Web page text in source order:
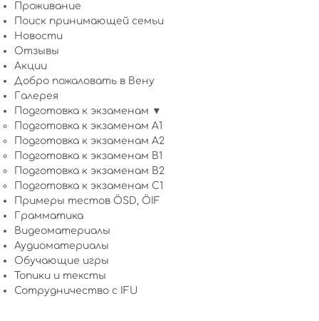
Проживание
Поиск принимающей семьи
Новости
Отзывы
Акции
Добро пожаловать в Вену
Галерея
Подготовка к экзаменам ▼
Подготовка к экзаменам A1
Подготовка к экзаменам A2
Подготовка к экзаменам B1
Подготовка к экзаменам B2
Подготовка к экзаменам C1
Примеры тестов ÖSD, ÖIF
Грамматика
Видеоматериалы
Аудиоматериалы
Обучающие игры
Топики и тексты
Сотрудничество c IFU